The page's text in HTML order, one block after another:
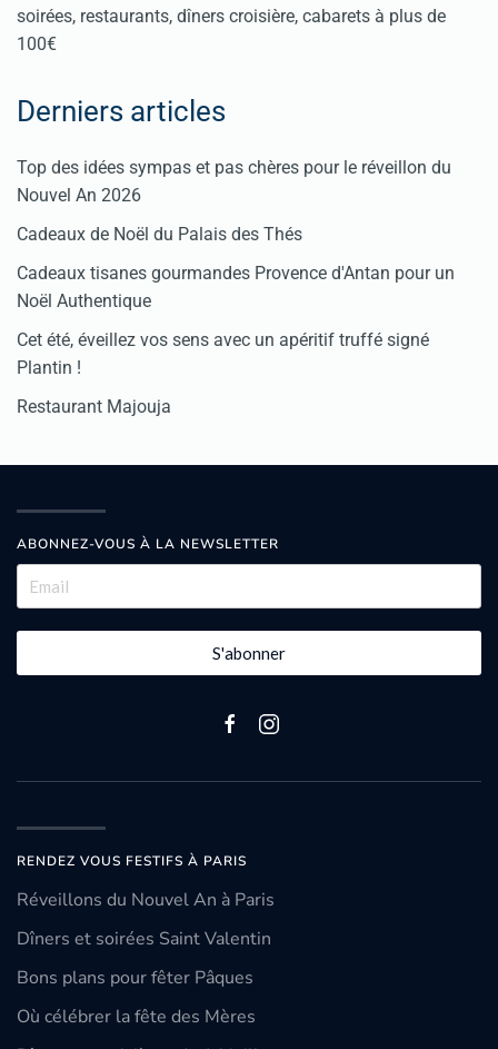
soirées, restaurants, dîners croisière, cabarets à plus de
100€
Derniers articles
Top des idées sympas et pas chères pour le réveillon du
Nouvel An 2026
Cadeaux de Noël du Palais des Thés
Cadeaux tisanes gourmandes Provence d'Antan pour un
Noël Authentique
Cet été, éveillez vos sens avec un apéritif truffé signé
Plantin !
Restaurant Majouja
ABONNEZ-VOUS À LA NEWSLETTER
S'abonner
RENDEZ VOUS FESTIFS À PARIS
Réveillons du Nouvel An à Paris
Dîners et soirées Saint Valentin
Bons plans pour fêter Pâques
Où célébrer la fête des Mères